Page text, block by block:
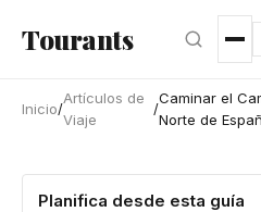
Tourants
Inicio/
Artículos de
Viaje
/
Caminar el
Norte de
Planifica desde esta guía